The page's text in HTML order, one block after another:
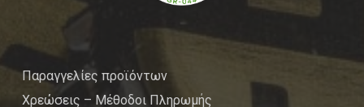
Παραγγελίες προϊόντων
Χρεώσεις – Μέθοδοι Πληρωμής